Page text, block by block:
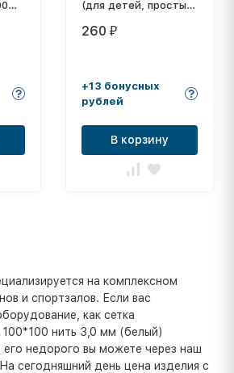
(для детей, простые
260 ₽
+13 бонусных
рублей
В корзину
на комплексном
и спортзалов. Если вас
как сетка
100*100 нить 3,0 мм (белый)
его недорого вы можете через наш
сегодняшний день цена изделия с